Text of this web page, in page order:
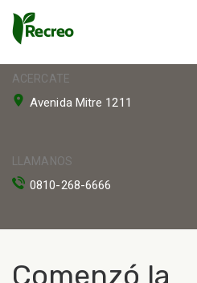
ACERCATE
Avenida Mitre 1211
LLAMANOS
0810-268-6666
Comenzó la